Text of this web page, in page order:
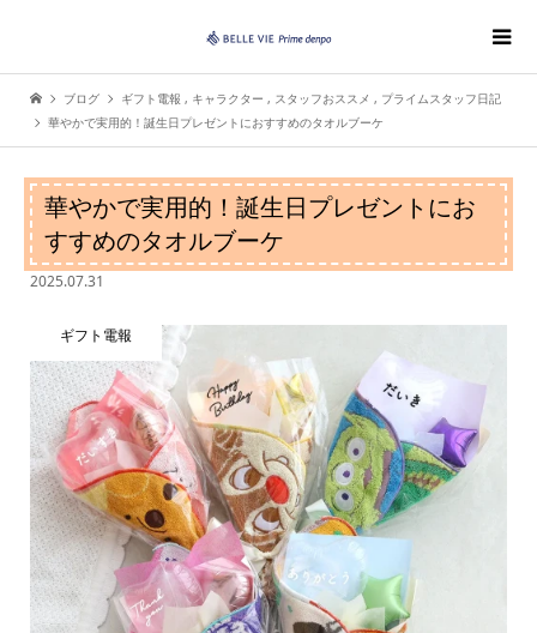
ブログ ギフト電報 , キャラクター , スタッフおススメ , プライムスタッフ日記
華やかで実用的！誕生日プレゼントにおすすめのタオルブーケ
華やかで実用的！誕生日プレゼントにお
すすめのタオルブーケ
2025.07.31
ギフト電報